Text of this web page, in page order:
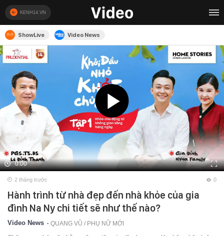
KENH14.VN
ShowLive Video News
0:00
2 tháng trước 0
Hành trình từ nhà đẹp đến nhà khỏe của gia
đình Na Ny chi tiết sẽ như thế nào?
Video News QUANG VŨ / PHỤ NỮ MỚI